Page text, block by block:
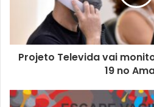
Projeto Televida vai
19 no